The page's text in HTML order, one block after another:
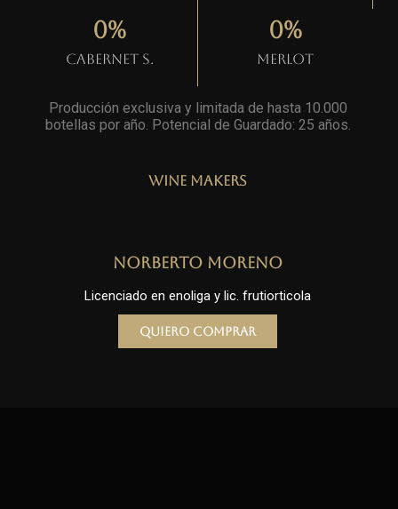
Cabernet S.
0%
Merlot
0%
Producción exclusiva y limitada de hasta 10.000
botellas por año. Potencial de Guardado: 25 años.
Wine Makers
Norberto Moreno
Licenciado en enoliga y lic. frutiorticola
Quiero comprar